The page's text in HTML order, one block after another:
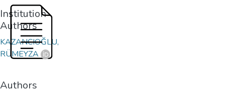
Institution
Authors
KAZANCIOĞLU,
RÜMEYZA
Authors